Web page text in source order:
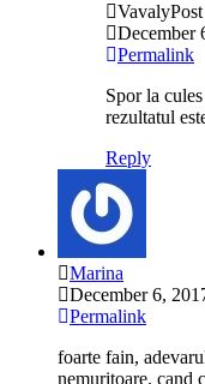
Vavaly
December
Permalink
Spor la
rezultatul
Reply
Marina
December 6,
Permalink
foarte fain,
nemuritoare. cand